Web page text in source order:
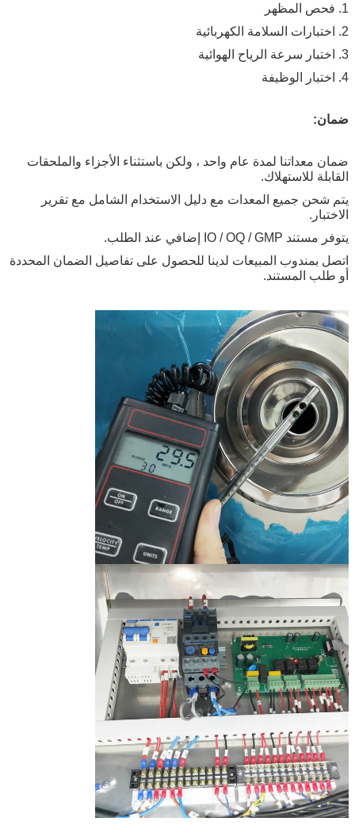
1. فحص المظهر
2. اختبارات السلامة الكهربائية
3. اختبار سرعة الرياح الهوائية
4. اختبار الوظيفة
ضمان:
ضمان معداتنا لمدة عام واحد ، ولكن باستثناء الأجزاء والملحقات
القابلة للاستهلاك.
يتم شحن جميع المعدات مع دليل الاستخدام الشامل مع تقرير
الاختبار.
يتوفر مستند IO / OQ / GMP إضافي عند الطلب.
اتصل بمندوب المبيعات لدينا للحصول على تفاصيل الضمان المحددة
أو طلب المستند.